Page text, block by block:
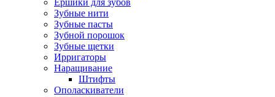
Ершики для зубов
Зубные нити
Зубные пасты
Зубной порошок
Зубные щетки
Ирригаторы
Наращивание
Штифты
Ополаскиватели